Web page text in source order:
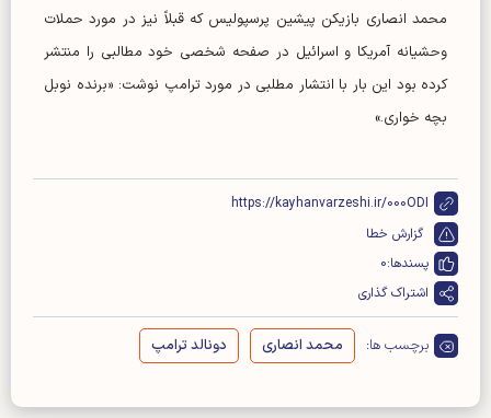
محمد انصاری بازیکن پیشین پرسپولیس که قبلاً نیز در مورد حملات
وحشیانه آمریکا و اسرائیل در صفحه شخصی خود مطالبی را منتشر
کرده بود این بار با انتشار مطلبی در مورد ترامپ نوشت: «برنده نوبل
بچه خواری.»
https://kayhanvarzeshi.ir/000ODI
گزارش خطا
پسندها:0
اشتراک گذاری
برچسب ها: محمد انصاری دونالد ترامپ